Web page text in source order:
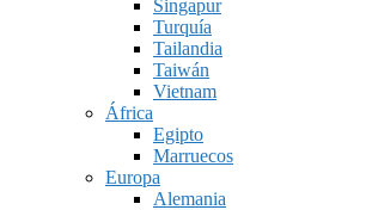
Singapur
Turquía
Tailandia
Taiwán
Vietnam
África
Egipto
Marruecos
Europa
Alemania